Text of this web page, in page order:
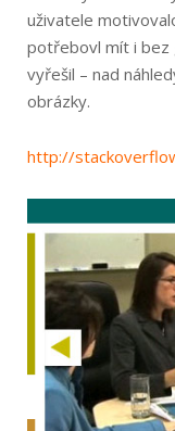
uživatele
potřebovl mít i bez
vyřešil – nad
obrázky.
http://